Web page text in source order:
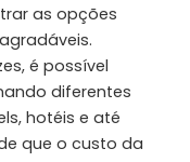
as opções
é possível
diferentes
hotéis e até
que o custo da